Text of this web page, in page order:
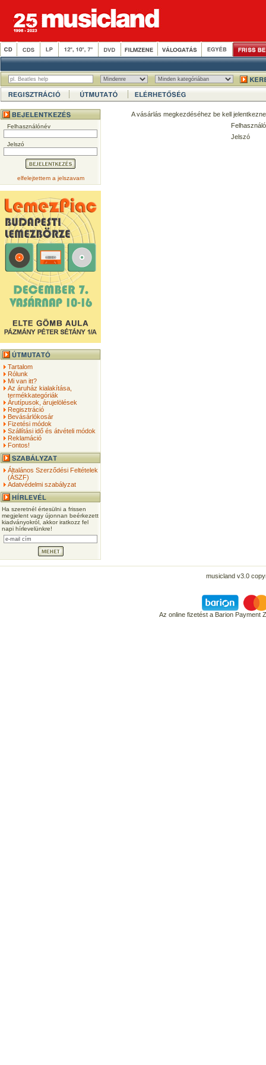
Felhasználónév
Jelszó
elfelejtettem a jelszavam
Tartalom
Rólunk
Mi van itt?
Az áruház kialakítása,
termékkategóriák
Árutípusok, árujelölések
Regisztráció
Bevásárlókosár
Fizetési módok
Szállítási idő és átvételi módok
Reklamáció
Fontos!
Általános Szerződési Feltételek
(ÁSZF)
Adatvédelmi szabályzat
Ha szeretnél értesülni a frissen
megjelent vagy újonnan beérkezett
kiadványokról, akkor iratkozz fel
napi hírlevelünkre!
A vásárlás megkezdéséhez be kell
Jelszó
musicland v3.0
Az online fizetést a Barion Payment